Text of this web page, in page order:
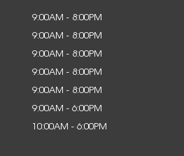
9:00AM - 8:00PM
9:00AM - 8:00PM
9:00AM - 8:00PM
9:00AM - 8:00PM
9:00AM - 8:00PM
9:00AM - 6:00PM
10:00AM - 6:00PM